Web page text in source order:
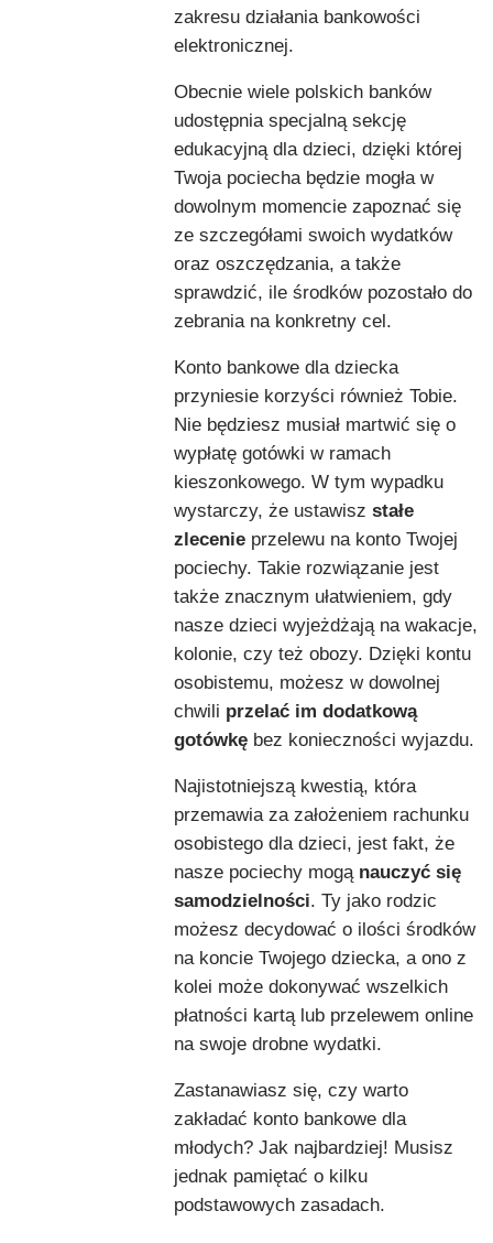
zakresu działania bankowości
elektronicznej.
Obecnie wiele polskich banków
udostępnia specjalną sekcję
edukacyjną dla dzieci, dzięki której
Twoja pociecha będzie mogła w
dowolnym momencie zapoznać się
ze szczegółami swoich wydatków
oraz oszczędzania, a także
sprawdzić, ile środków pozostało do
zebrania na konkretny cel.
Konto bankowe dla dziecka
przyniesie korzyści również Tobie.
Nie będziesz musiał martwić się o
wypłatę gotówki w ramach
kieszonkowego. W tym wypadku
wystarczy, że ustawisz stałe
zlecenie przelewu na konto Twojej
pociechy. Takie rozwiązanie jest
także znacznym ułatwieniem, gdy
nasze dzieci wyjeżdżają na wakacje,
kolonie, czy też obozy. Dzięki kontu
osobistemu, możesz w dowolnej
chwili przelać im dodatkową
gotówkę bez konieczności wyjazdu.
Najistotniejszą kwestią, która
przemawia za założeniem rachunku
osobistego dla dzieci, jest fakt, że
nasze pociechy mogą nauczyć się
samodzielności. Ty jako rodzic
możesz decydować o ilości środków
na koncie Twojego dziecka, a ono z
kolei może dokonywać wszelkich
płatności kartą lub przelewem online
na swoje drobne wydatki.
Zastanawiasz się, czy warto
zakładać konto bankowe dla
młodych? Jak najbardziej! Musisz
jednak pamiętać o kilku
podstawowych zasadach.